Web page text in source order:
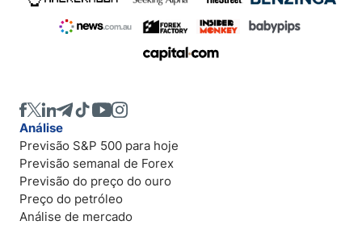
Análise
Previsão S&P 500 para hoje
Previsão semanal de Forex
Previsão do preço do ouro
Preço do petróleo
Análise de mercado